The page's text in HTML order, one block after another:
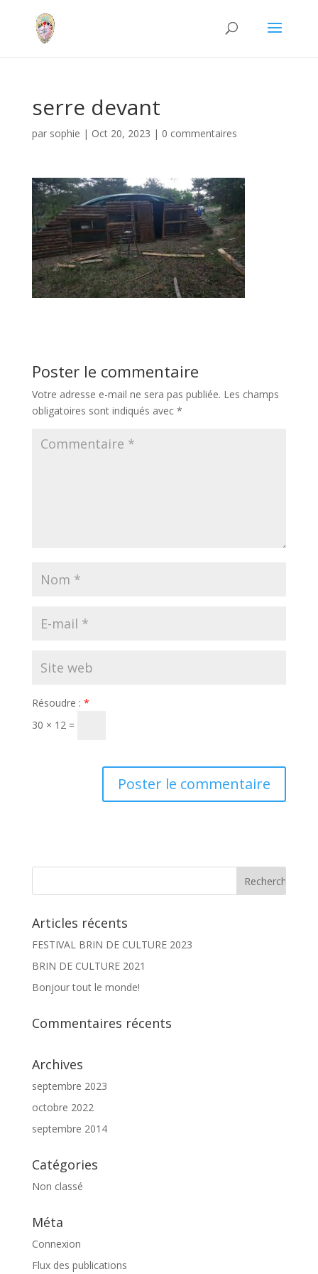
serre devant
par sophie | Oct 20, 2023 | 0 commentaires
Poster le commentaire
Votre adresse e-mail ne sera pas publiée. Les champs
obligatoires sont indiqués avec *
Résoudre : *
30 × 12 =
Articles récents
FESTIVAL BRIN DE CULTURE 2023
BRIN DE CULTURE 2021
Bonjour tout le monde!
Commentaires récents
Archives
septembre 2023
octobre 2022
septembre 2014
Catégories
Non classé
Méta
Connexion
Flux des publications